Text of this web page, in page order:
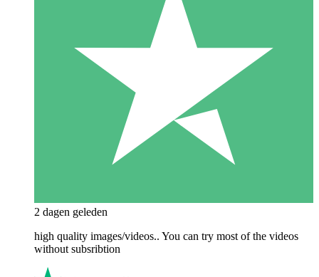
2 dagen geleden
high quality images/videos.. You can try most of the videos
without subsribtion